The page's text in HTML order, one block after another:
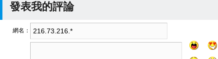
發表我的評論
網名：